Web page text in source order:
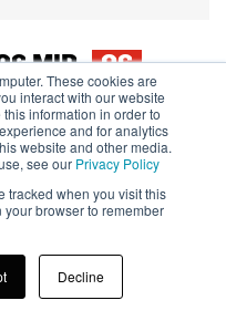
These cookies are
interact with our website
information in order to
and for analytics
website and other media.
see our Privacy Policy
tracked when you visit this
browser to remember
Decline
MID O6